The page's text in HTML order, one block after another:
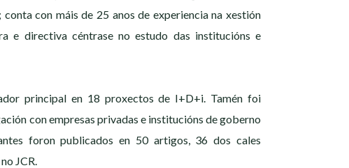
con máis de 25 anos de experiencia na xestión
e directiva céntrase no estudo das institucións e
principal en 18 proxectos de I+D+i. Tamén foi
con empresas privadas e institucións de goberno
foron publicados en 50 artigos, 36 dos cales
JCR.